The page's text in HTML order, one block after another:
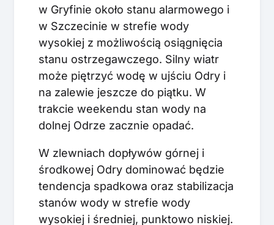
w Gryfinie około stanu alarmowego i
w Szczecinie w strefie wody
wysokiej z możliwością osiągnięcia
stanu ostrzegawczego. Silny wiatr
może piętrzyć wodę w ujściu Odry i
na zalewie jeszcze do piątku. W
trakcie weekendu stan wody na
dolnej Odrze zacznie opadać.
W zlewniach dopływów górnej i
środkowej Odry dominować będzie
tendencja spadkowa oraz stabilizacja
stanów wody w strefie wody
wysokiej i średniej, punktowo niskiej.